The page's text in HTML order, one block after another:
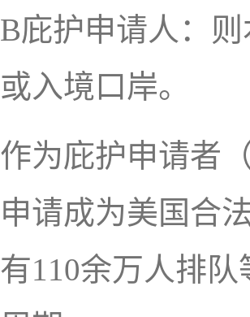
B庇护申请人：
或入境口岸。
作为庇护申请者
申请成为美国合
有110余万人排